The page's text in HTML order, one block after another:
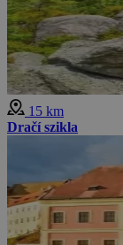
15 km
Dračí szikla